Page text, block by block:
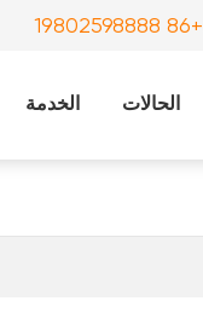
+86 19802598888
الحالات الخدمة